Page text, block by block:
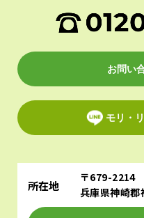
お問い
モリ・
所在地
〒679-2214
兵庫県神崎